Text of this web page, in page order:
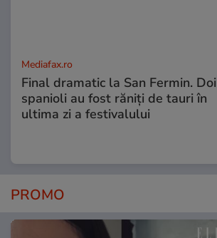
Mediafax.ro
Final dramatic la San Fermin. Doi
spanioli au fost răniți de tauri în
ultima zi a festivalului
PROMO